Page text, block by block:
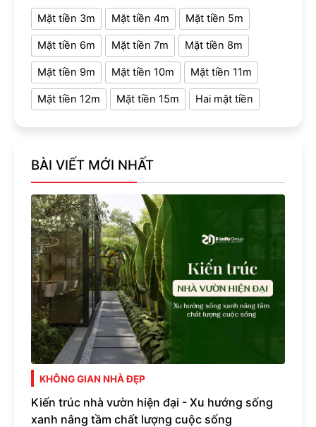
Mặt tiền 3m Mặt tiền 4m Mặt tiền 5m
Mặt tiền 6m Mặt tiền 7m Mặt tiền 8m
Mặt tiền 9m Mặt tiền 10m Mặt tiền 11m
Mặt tiền 12m Mặt tiền 15m Hai mặt tiền
BÀI VIẾT MỚI NHẤT
KHÔNG GIAN NHÀ ĐẸP
Kiến trúc nhà vườn hiện đại - Xu hướng sống
xanh nâng tầm chất lượng cuộc sống